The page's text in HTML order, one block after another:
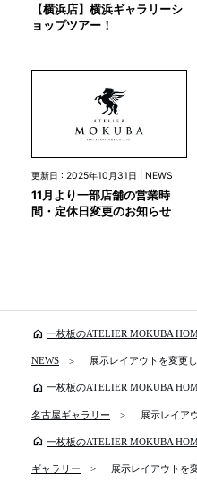
【横浜店】横浜ギャラリーシ
ョップツアー！
更新日 : 2025年10月31日 | NEWS
11月より一部店舗の営業時
間・定休日変更のお知らせ
home 一枚板のATELIER MOKUBA
NEWS 展示レイアウトを変更
home 一枚板のATELIER MOKUBA
名古屋ギャラリー 展示レイア
home 一枚板のATELIER MOKUBA
ギャラリー 展示レイアウトを